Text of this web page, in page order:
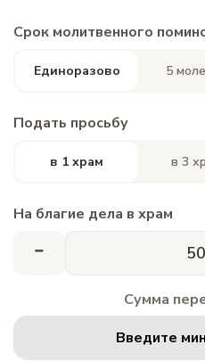
Срок молитвенного
Единоразово 5
Подать просьбу
в 1 храм в 3
На благие дела в храм
-
Сумма
Введите